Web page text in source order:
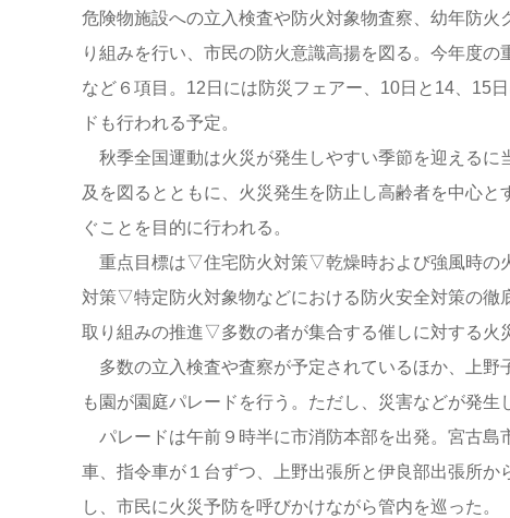
危険物施設への立入検査や防火対象物査察、幼年防火
り組みを行い、市民の防火意識高揚を図る。今年度の
など６項目。12日には防災フェアー、10日と14、15
ドも行われる予定。
秋季全国運動は火災が発生しやすい季節を迎えるに
及を図るとともに、火災発生を防止し高齢者を中心と
ぐことを目的に行われる。
重点目標は▽住宅防火対策▽乾燥時および強風時の
対策▽特定防火対象物などにおける防火安全対策の
取り組みの推進▽多数の者が集合する催しに対する火
多数の立入検査や査察が予定されているほか、上野
も園が園庭パレードを行う。ただし、災害などが発生
パレードは午前９時半に市消防本部を出発。宮古島
車、指令車が１台ずつ、上野出張所と伊良部出張所か
し、市民に火災予防を呼びかけながら管内を巡った。